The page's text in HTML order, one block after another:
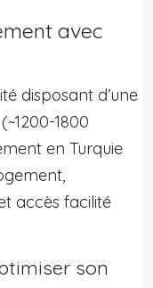
avec
disposant d’une
1800
en Turquie
accès facilité
son